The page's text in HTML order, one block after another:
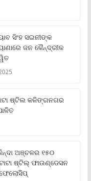
ସିଂହ ସଇନୀଙ୍କ
ଜନ କୈନ୍ଦ୍ରୀକ
ଷ୍ଟିଲ କଳିଙ୍ଗନଗର
ଅଞ୍ଚଳର ୧୫୦
ଷ୍ଟିଲ୍ ଫାଉଣ୍ଡେସନ